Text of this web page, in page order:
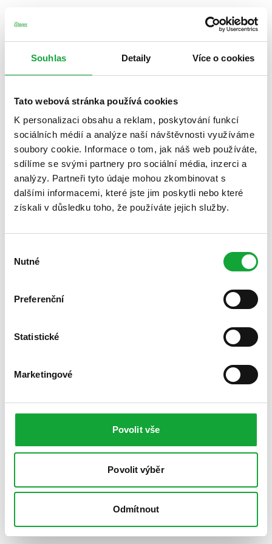
Souhlas Detaily Více o cookies
Tato webová stránka používá cookies
K personalizaci obsahu a reklam, poskytování funkcí
sociálních médií a analýze naší návštěvnosti využíváme
soubory cookie. Informace o tom, jak náš web používáte,
sdílíme se svými partnery pro sociální média, inzerci a
analýzy. Partneři tyto údaje mohou zkombinovat s
dalšími informacemi, které jste jim poskytli nebo které
získali v důsledku toho, že používáte jejich služby.
souhlasu
Nutné
Preferenční
Statistické
Marketingové
Povolit vše
Povolit výběr
Odmítnout